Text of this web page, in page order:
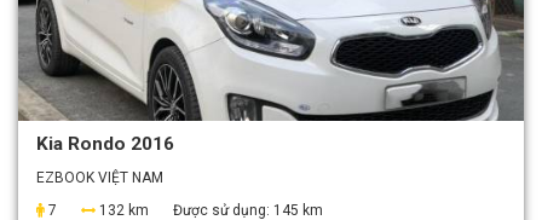
Kia Rondo 2016
EZBOOK VIỆT NAM
7
132 km Được sử dụng: 145 km